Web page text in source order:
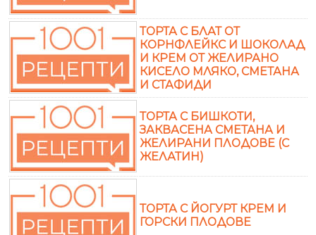
ТОРТА С БЛАТ ОТ
КОРНФЛЕЙКС И ШОКОЛАД
И КРЕМ ОТ ЖЕЛИРАНО
КИСЕЛО МЛЯКО, СМЕТАНА
И СТАФИДИ
ТОРТА С БИШКОТИ,
ЗАКВАСЕНА СМЕТАНА И
ЖЕЛИРАНИ ПЛОДОВЕ (С
ЖЕЛАТИН)
ТОРТА С ЙОГУРТ КРЕМ И
ГОРСКИ ПЛОДОВЕ